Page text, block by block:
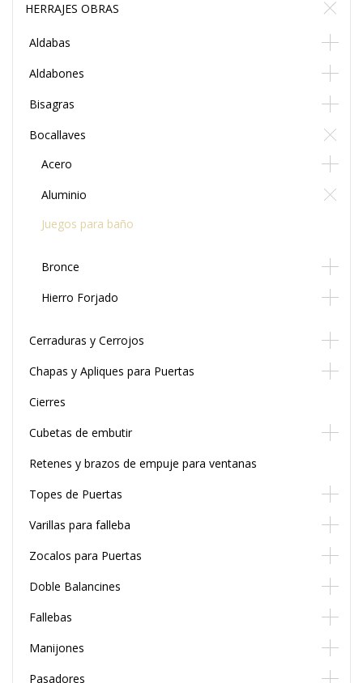
HERRAJES OBRAS
Aldabas
Aldabones
Bisagras
Bocallaves
Acero
Aluminio
Juegos para baño
Bronce
Hierro Forjado
Cerraduras y Cerrojos
Chapas y Apliques para Puertas
Cierres
Cubetas de embutir
Retenes y brazos de empuje para ventanas
Topes de Puertas
Varillas para falleba
Zocalos para Puertas
Doble Balancines
Fallebas
Manijones
Pasadores